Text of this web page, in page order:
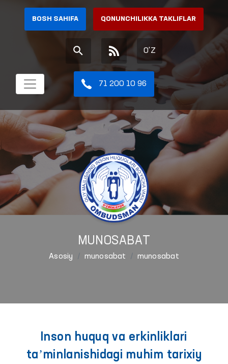
BOSH SAHIFA QONUNCHILIKKA TAKLIFLAR
O'Z
71 200 10 96
MUNOSABAT
Asosiy munosabat munosabat
Inson huquq va erkinliklari
taʼminlanishidagi muhim tarixiy